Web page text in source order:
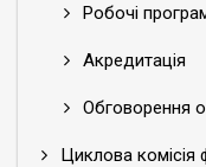
Робочі
Акредитація
Обговорення
Циклова комісія